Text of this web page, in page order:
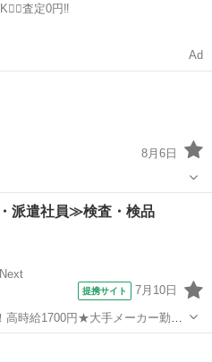
査定0円‼️
Ad
8月6日
その他
派遣社員≫検査・検品
提携サイト 7月10日
高時給1700円★大手メーカー勤
完備★マイカー通勤OK＆工場敷地
仕事 ◇空気